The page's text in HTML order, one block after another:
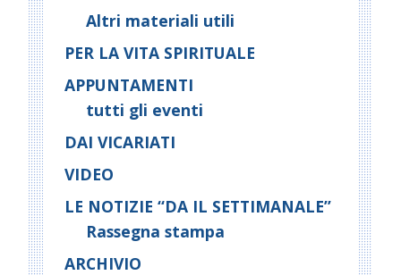
Altri materiali utili
PER LA VITA SPIRITUALE
APPUNTAMENTI
tutti gli eventi
DAI VICARIATI
VIDEO
LE NOTIZIE “DA IL SETTIMANALE”
Rassegna stampa
ARCHIVIO